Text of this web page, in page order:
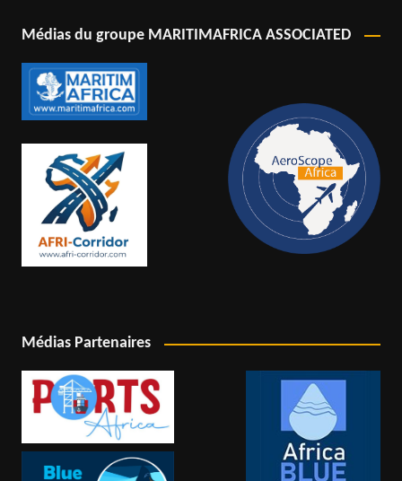
Médias du groupe MARITIMAFRICA ASSOCIATED
Médias Partenaires